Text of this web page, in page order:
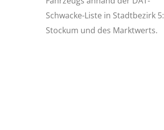
Schwacke-Liste in Stadtbezirk 5:
Stockum und des Marktwerts.